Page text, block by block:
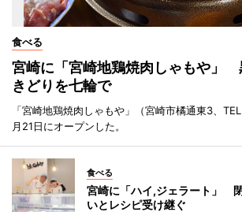
食べる
宮崎に「宮崎地鶏焼肉しゃもや」
きどりを七輪で
「宮崎地鶏焼肉しゃもや」（宮崎市橘通東3、
月21日にオープンした。
食べる
宮崎に「ハイ,ジェラート」
いとレシピ受け継ぐ